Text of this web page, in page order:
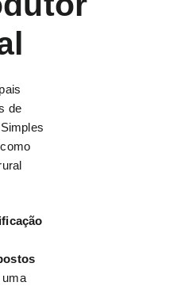
de
uma